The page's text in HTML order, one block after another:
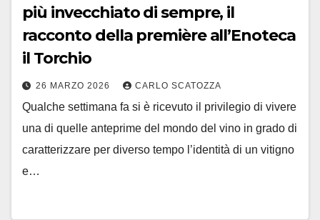
più invecchiato di sempre, il
racconto della première all’Enoteca
il Torchio
26 MARZO 2026 CARLO SCATOZZA
Qualche settimana fa si è ricevuto il privilegio di vivere
una di quelle anteprime del mondo del vino in grado di
caratterizzare per diverso tempo l’identità di un vitigno
e…